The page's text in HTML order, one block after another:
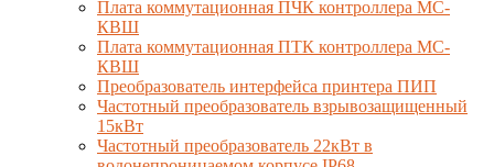
Плата коммутационная ПЧК контроллера МС-
КВШ
Плата коммутационная ПТК контроллера МС-
КВШ
Преобразователь интерфейса принтера ПИП
Частотный преобразователь взрывозащищенный
15кВт
Частотный преобразователь 22кВт в